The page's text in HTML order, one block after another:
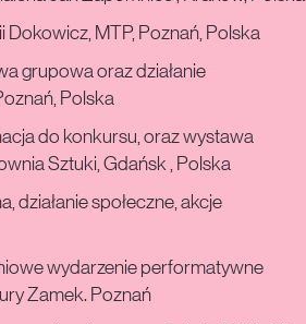
Dokowicz, MTP, Poznań, Polska
grupowa oraz działanie
Polska
do konkursu, oraz wystawa
Sztuki, Gdańsk , Polska
działanie społeczne, akcje
wydarzenie performatywne
Zamek. Poznań